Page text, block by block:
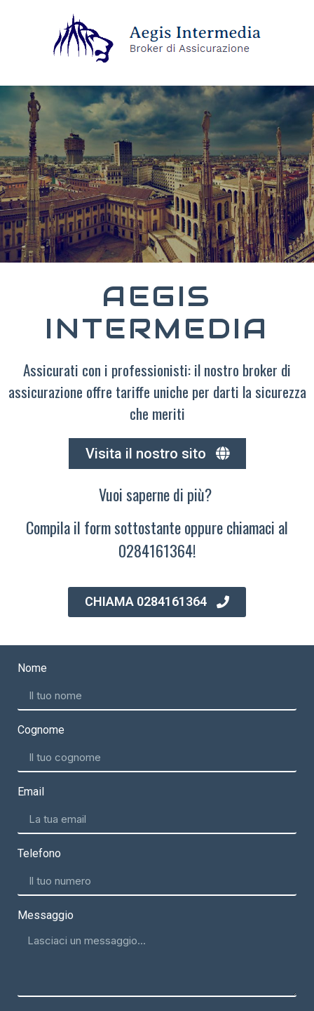
AEGIS
INTERMEDIA
Assicurati con i professionisti: il nostro broker di
assicurazione offre tariffe uniche per darti la sicurezza
che meriti
Visita il nostro sito
Vuoi saperne di più?
Compila il form sottostante oppure chiamaci al
0284161364!
CHIAMA 0284161364
Nome
Cognome
Email
Telefono
Messaggio